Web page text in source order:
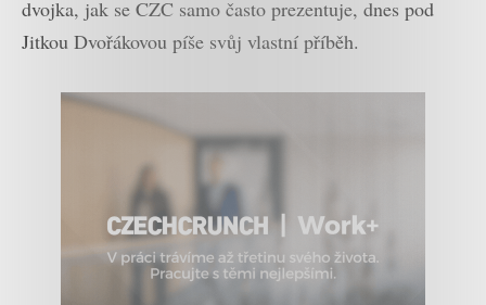
dvojka, jak se CZC samo často prezentuje, dnes pod
Jitkou Dvořákovou píše svůj vlastní příběh.